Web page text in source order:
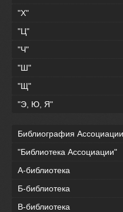
"Х"
"Ц"
"Ч"
"Ш"
"Щ"
"Э, Ю, Я"
Библиография Ассоциации
"Библиотека Ассоциации"
А-библиотека
Б-библиотека
В-библиотека